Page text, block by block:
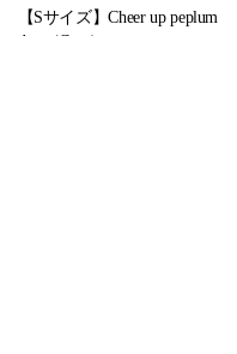
【Sサイズ】Cheer up peplum
dress (Gray)